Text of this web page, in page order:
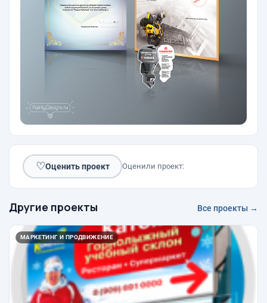
♡Оценить проект Оценили проект:
Другие проекты Все проекты →
МАРКЕТИНГ И ПРОДВИЖЕНИЕ